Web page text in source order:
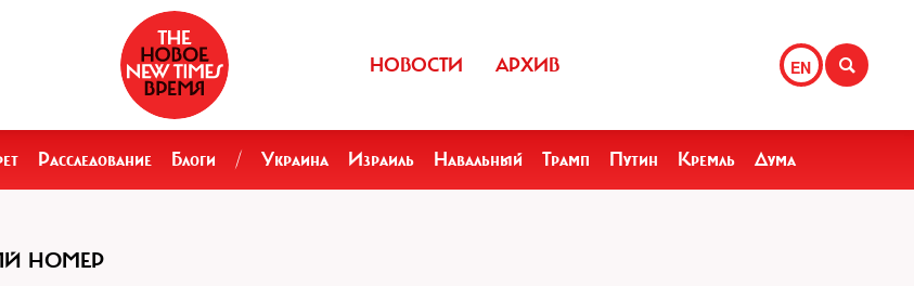
EN
НОВОСТИ АРХИВ
Расследование Блоги / Украина Израиль Навальный Трамп Путин Кремль Дума
НОМЕР